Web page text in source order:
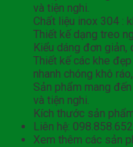
và tiện nghi.
Chất liệu inox 304 :
Thiết kế dạng treo
Kiểu dáng đơn
Thiết kế các khe
nhanh chóng khô
Sản phẩm mang
và tiện nghi.
Kích thước sản
Liên hệ:
Xem thêm các sản